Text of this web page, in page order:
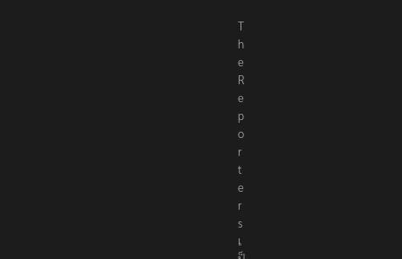
T
h
e
R
e
p
o
r
t
e
r
s